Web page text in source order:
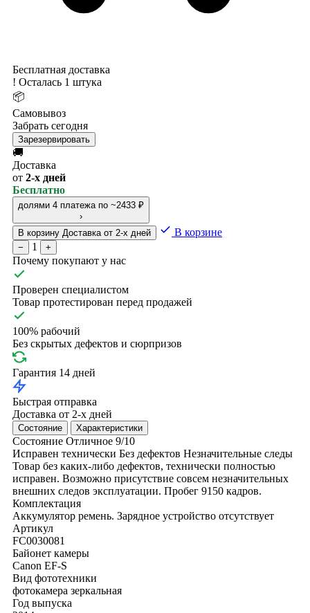
Бесплатная доставка
! Осталась 1 штука
📦
Самовывоз
Забрать сегодня
Зарезервировать
🚚
Доставка
от 2-х дней
Бесплатно
долями 4 платежа по ~2433 ₽
›
В корзину Доставка от 2-х дней В корзине
− 1 +
Почему покупают у нас
Проверен специалистом
Товар протестирован перед продажей
100% рабочий
Без скрытых дефектов и сюрпризов
Гарантия 14 дней
Быстрая отправка
Доставка от 2-х дней
Состояние Характеристики
Состояние Отличное 9/10
Исправен технически Без дефектов Незначительные следы
Товар без каких-либо дефектов, технически полностью
исправен. Возможно присутствие совсем незначительных
внешних следов эксплуатации. Пробег 9150 кадров.
Комплектация
Аккумулятор ремень. Зарядное устройство отсутствует
Артикул
FC0030081
Байонет камеры
Canon EF-S
Вид фототехники
фотокамера зеркальная
Год выпуска